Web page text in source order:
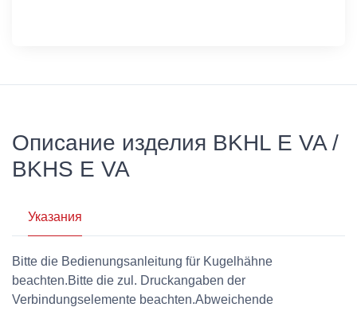
Описание изделия BKHL E VA /
BKHS E VA
Указания
Bitte die Bedienungsanleitung für Kugelhähne
beachten.Bitte die zul. Druckangaben der
Verbindungselemente beachten.Abweichende